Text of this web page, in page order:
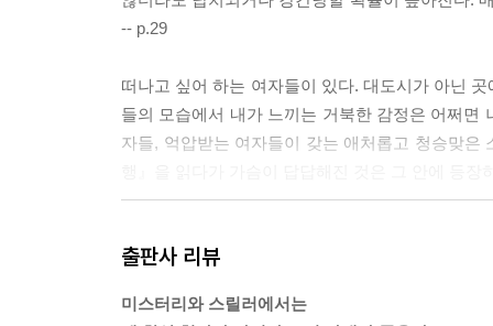
-- p.29
떠나고 싶어 하는 여자들이 있다. 대도시가 아닌
들의 모습에서 내가 느끼는 거북한 감정은 어쩌면
자들, 억압받는 여자들이 갖는 애처롭고 청승맞
곤란하다는 생각을 해버리고 말았다. 여자인 내
출판사 리뷰
미스터리와 스릴러에서는